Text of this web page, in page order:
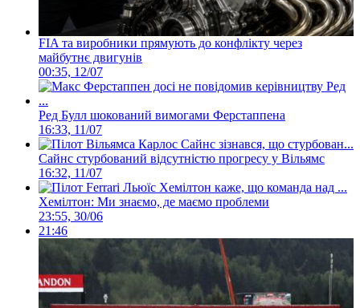
FIA та виробники прямують до конфлікту через
майбутнє двигунів
00:35, 12/07
Ред Булл шокований вимогами Ферстаппена
16:33, 11/07
Сайнс стурбований відсутністю прогресу у Вільямс
16:32, 11/07
Хемілтон: Ми знаємо, де маємо проблеми
23:55, 30/06
21:46